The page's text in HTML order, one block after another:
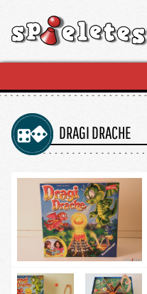
DRAGI DRACHE